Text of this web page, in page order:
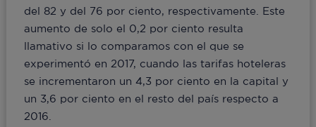
del 82 y del 76 por ciento, respectivamente. Este
aumento de solo el 0,2 por ciento resulta
llamativo si lo comparamos con el que se
experimentó en 2017, cuando las tarifas hoteleras
se incrementaron un 4,3 por ciento en la capital y
un 3,6 por ciento en el resto del país respecto a
2016.